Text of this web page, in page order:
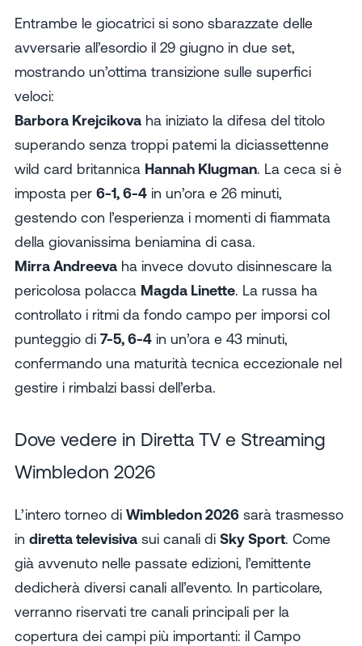
Entrambe le giocatrici si sono sbarazzate delle
avversarie all’esordio il 29 giugno in due set,
mostrando un’ottima transizione sulle superfici
veloci:
Barbora Krejcikova ha iniziato la difesa del titolo
superando senza troppi patemi la diciassettenne
wild card britannica Hannah Klugman. La ceca si è
imposta per6-1, 6-4 in un’ora e 26 minuti,
gestendo con l’esperienza i momenti di fiammata
della giovanissima beniamina di casa.
Mirra Andreeva ha invece dovuto disinnescare la
pericolosa polacca Magda Linette. La russa ha
controllato i ritmi da fondo campo per imporsi col
punteggio di7-5, 6-4 in un’ora e 43 minuti,
confermando una maturità tecnica eccezionale nel
gestire i rimbalzi bassi dell’erba.
Dove vedere in Diretta TV e Streaming
Wimbledon 2026
L’intero torneo diWimbledon 2026 sarà trasmesso
indiretta televisiva sui canali diSky Sport. Come
già avvenuto nelle passate edizioni, l’emittente
dedicherà diversi canali all’evento. In particolare,
verranno riservati tre canali principali per la
copertura dei campi più importanti: il Campo